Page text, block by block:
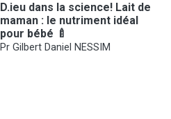
D.ieu dans la science! Lait de
maman : le nutriment idéal
pour bébé 🍼
Pr Gilbert Daniel NESSIM